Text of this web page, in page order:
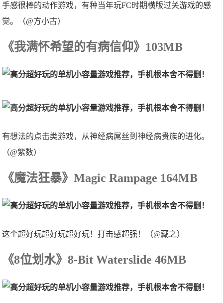
手感很棒的动作游戏，有种当年玩FC时期横版过关游戏的感
觉。（@方小古）
《我满怀希望的有病信仰》103MB
有想法的点击类游戏，从神经病屌丝到神经病贵族的进化。
（@紫数）
《魔法狂暴》Magic Rampage 164MB
这个超好玩超好玩超好玩！打击感超强！（@藏之）
《8位划水》8-Bit Waterslide 46MB